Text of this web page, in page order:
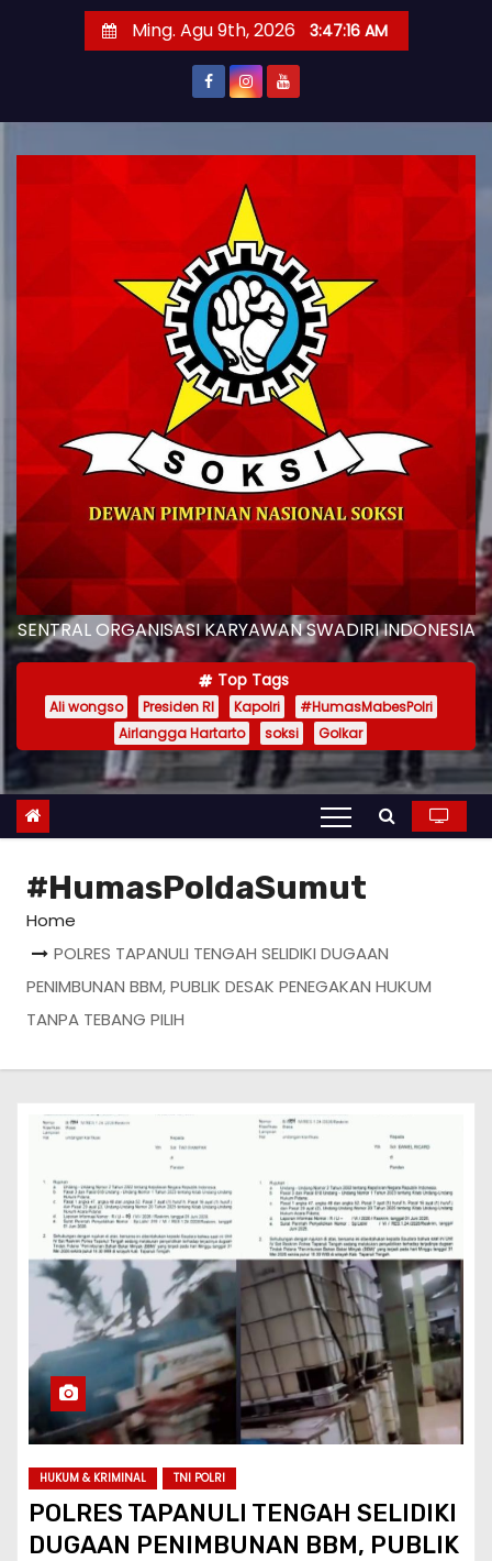
Ming. Agu 9th, 2026 3:47:17 AM
SENTRAL ORGANISASI KARYAWAN SWADIRI INDONESIA
Top Tags
Ali wongso Presiden RI Kapolri
#HumasMabesPolri
Airlangga Hartarto
soksi Golkar
#HumasPoldaSumut
Home
POLRES TAPANULI TENGAH SELIDIKI DUGAAN
PENIMBUNAN BBM, PUBLIK DESAK PENEGAKAN HUKUM
TANPA TEBANG PILIH
HUKUM & KRIMINAL TNI POLRI
POLRES TAPANULI TENGAH SELIDIKI
DUGAAN PENIMBUNAN BBM, PUBLIK